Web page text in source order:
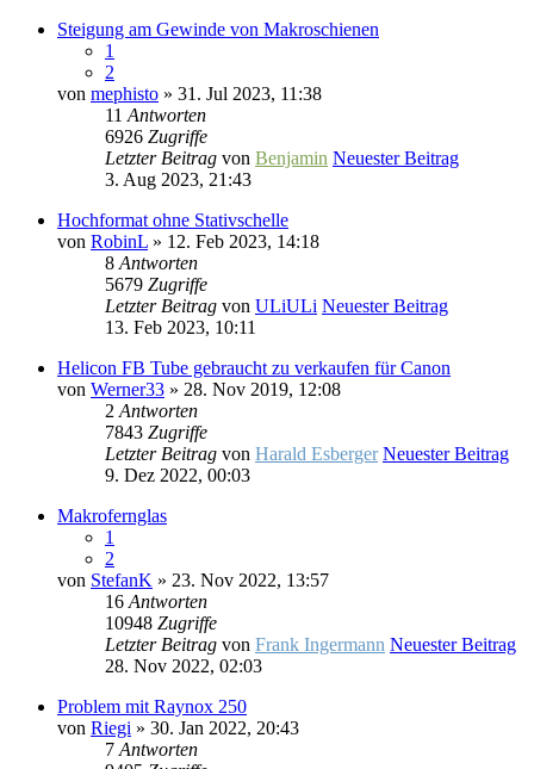
Steigung am Gewinde von Makroschienen
1
2
von mephisto » 31. Jul 2023, 11:38
11 Antworten
6926 Zugriffe
Letzter Beitrag von Benjamin Neuester Beitrag
3. Aug 2023, 21:43
Hochformat ohne Stativschelle
von RobinL » 12. Feb 2023, 14:18
8 Antworten
5679 Zugriffe
Letzter Beitrag von ULiULi Neuester Beitrag
13. Feb 2023, 10:11
Helicon FB Tube gebraucht zu verkaufen für Canon
von Werner33 » 28. Nov 2019, 12:08
2 Antworten
7843 Zugriffe
Letzter Beitrag von Harald Esberger Neuester Beitrag
9. Dez 2022, 00:03
Makrofernglas
1
2
von StefanK » 23. Nov 2022, 13:57
16 Antworten
10948 Zugriffe
Letzter Beitrag von Frank Ingermann Neuester Beitrag
28. Nov 2022, 02:03
Problem mit Raynox 250
von Riegi » 30. Jan 2022, 20:43
7 Antworten